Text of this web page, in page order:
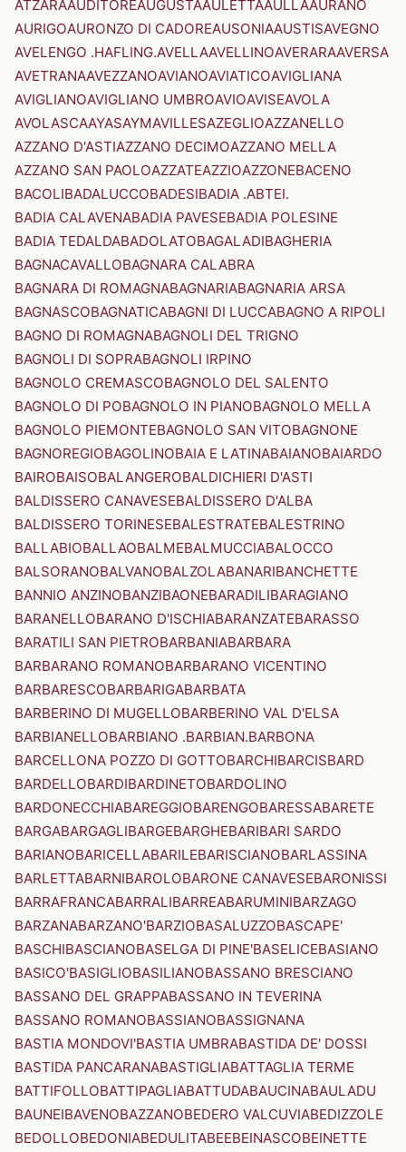
ATZARAAUDITOREAUGUSTAAULETTAAULLAAURANO
AURIGOAURONZO DI CADOREAUSONIAAUSTISAVEGNO
AVELENGO .HAFLING.AVELLAAVELLINOAVERARAAVERSA
AVETRANAAVEZZANOAVIANOAVIATICOAVIGLIANA
AVIGLIANOAVIGLIANO UMBROAVIOAVISEAVOLA
AVOLASCAAYASAYMAVILLESAZEGLIOAZZANELLO
AZZANO D'ASTIAZZANO DECIMOAZZANO MELLA
AZZANO SAN PAOLOAZZATEAZZIOAZZONEBACENO
BACOLIBADALUCCOBADESIBADIA .ABTEI.
BADIA CALAVENABADIA PAVESEBADIA POLESINE
BADIA TEDALDABADOLATOBAGALADIBAGHERIA
BAGNACAVALLOBAGNARA CALABRA
BAGNARA DI ROMAGNABAGNARIABAGNARIA ARSA
BAGNASCOBAGNATICABAGNI DI LUCCABAGNO A RIPOLI
BAGNO DI ROMAGNABAGNOLI DEL TRIGNO
BAGNOLI DI SOPRABAGNOLI IRPINO
BAGNOLO CREMASCOBAGNOLO DEL SALENTO
BAGNOLO DI POBAGNOLO IN PIANOBAGNOLO MELLA
BAGNOLO PIEMONTEBAGNOLO SAN VITOBAGNONE
BAGNOREGIOBAGOLINOBAIA E LATINABAIANOBAIARDO
BAIROBAISOBALANGEROBALDICHIERI D'ASTI
BALDISSERO CANAVESEBALDISSERO D'ALBA
BALDISSERO TORINESEBALESTRATEBALESTRINO
BALLABIOBALLAOBALMEBALMUCCIABALOCCO
BALSORANOBALVANOBALZOLABANARIBANCHETTE
BANNIO ANZINOBANZIBAONEBARADILIBARAGIANO
BARANELLOBARANO D'ISCHIABARANZATEBARASSO
BARATILI SAN PIETROBARBANIABARBARA
BARBARANO ROMANOBARBARANO VICENTINO
BARBARESCOBARBARIGABARBATA
BARBERINO DI MUGELLOBARBERINO VAL D'ELSA
BARBIANELLOBARBIANO .BARBIAN.BARBONA
BARCELLONA POZZO DI GOTTOBARCHIBARCISBARD
BARDELLOBARDIBARDINETOBARDOLINO
BARDONECCHIABAREGGIOBARENGOBARESSABARETE
BARGABARGAGLIBARGEBARGHEBARIBARI SARDO
BARIANOBARICELLABARILEBARISCIANOBARLASSINA
BARLETTABARNIBAROLOBARONE CANAVESEBARONISSI
BARRAFRANCABARRALIBARREABARUMINIBARZAGO
BARZANABARZANO'BARZIOBASALUZZOBASCAPE'
BASCHIBASCIANOBASELGA DI PINE'BASELICEBASIANO
BASICO'BASIGLIOBASILIANOBASSANO BRESCIANO
BASSANO DEL GRAPPABASSANO IN TEVERINA
BASSANO ROMANOBASSIANOBASSIGNANA
BASTIA MONDOVI'BASTIA UMBRABASTIDA DE' DOSSI
BASTIDA PANCARANABASTIGLIABATTAGLIA TERME
BATTIFOLLOBATTIPAGLIABATTUDABAUCINABAULADU
BAUNEIBAVENOBAZZANOBEDERO VALCUVIABEDIZZOLE
BEDOLLOBEDONIABEDULITABEEBEINASCOBEINETTE